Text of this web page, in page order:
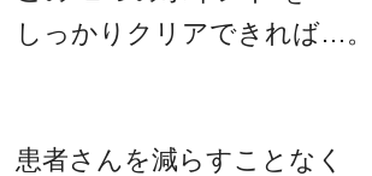
しっかりクリアできれば…。
患者さんを減らすことなく